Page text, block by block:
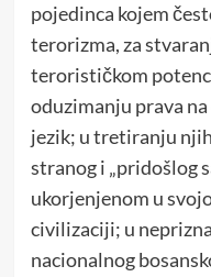
pojedinca kojem
terorizma, za
terorističkom
oduzimanju prava
jezik; u tretiranju
stranog i „pridošlog
ukorjenjenom u
civilizaciji; u
nacionalnog